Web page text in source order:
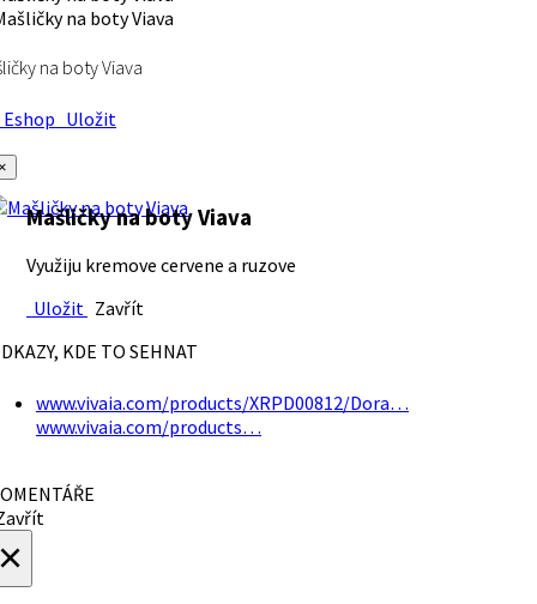
na boty Viava
Uložit
Mašličky na boty Viava
Využiju kremove cervene a ruzove
Uložit Zavřít
KDE TO SEHNAT
www.vivaia.com/products/XRPD00812/Dora…
www.vivaia.com/products…